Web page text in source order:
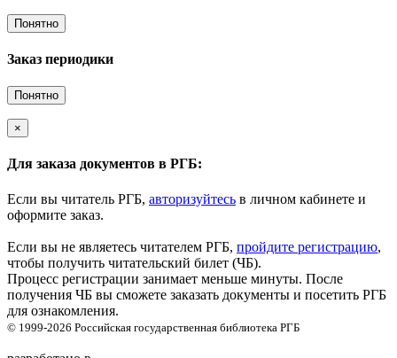
Понятно
Заказ периодики
Понятно
×
Для заказа документов в РГБ:
Если вы читатель РГБ, авторизуйтесь в личном кабинете и
оформите заказ.
Если вы не являетесь читателем РГБ, пройдите регистрацию,
чтобы получить читательский билет (ЧБ).
Процесс регистрации занимает меньше минуты. После
получения ЧБ вы сможете заказать документы и посетить РГБ
для ознакомления.
© 1999-2026 Российская государственная библиотека РГБ